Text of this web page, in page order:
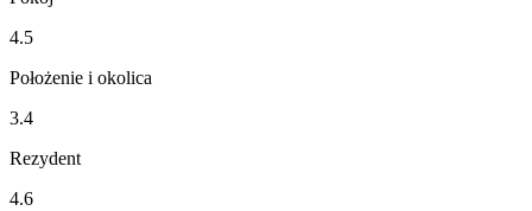
4.5
Położenie i okolica
3.4
Rezydent
4.6